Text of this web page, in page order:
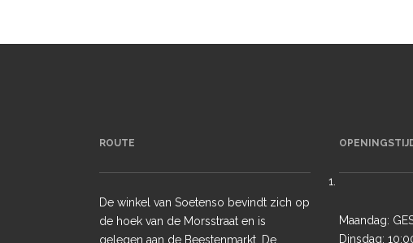
ROUTE
De winkel van Soetenso bevindt zich op
de hoek van de Morsstraat en is
gelegen aan de Beestenmarkt. De
Maandag:
Dinsdag: